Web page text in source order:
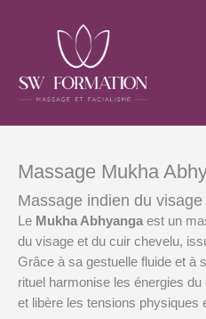
Massage Mukha
Massage indien du
Le Mukha Abhyanga est un
du visage et du cuir chevelu,
Grâce à sa gestuelle fluide et à
rituel harmonise les énergies
et libère les tensions physiques